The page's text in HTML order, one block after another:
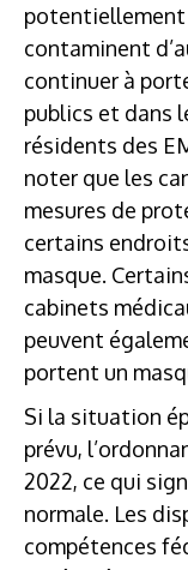
contaminent
continuer à
publics et dans
résidents des
noter que les
mesures de
certains
masque.
cabinets
peuvent
portent un
Si la situation
prévu,
2022, ce qui
normale. Les
compétences